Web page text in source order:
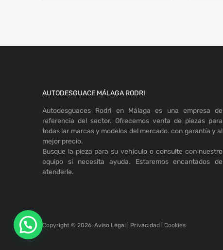
AUTODESGUACE MÁLAGA RODRI
Autodesguaces Rodri en Málaga es una empresa de
referencia del sector. Ofrecemos venta de piezas para
todas lar marcas y modelos del mercado. con garantía y al
mejor precio.
Busque la pieza para su vehículo o consulte con nuestro
equipo si necesita ayuda. Estaremos encantados de
atenderle.
Copyright © 2026 Aviso Legal Privacidad Cookies